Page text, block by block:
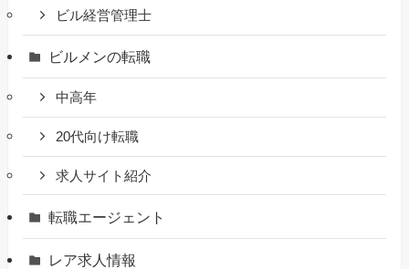
ビル経営管理士
ビルメンの転職
中高年
20代向け転職
求人サイト紹介
転職エージェント
レア求人情報